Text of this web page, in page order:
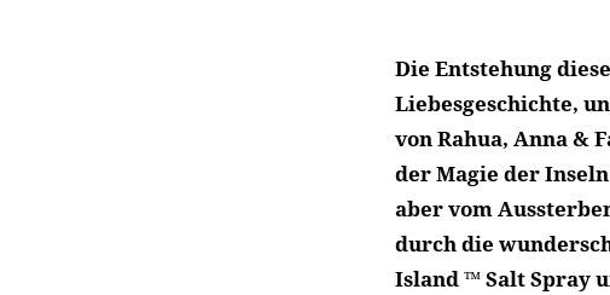
Die Entstehung
Liebesgeschichte,
von Rahua, Anna &
der Magie der
aber vom
durch die
Island ™ Salt Spray